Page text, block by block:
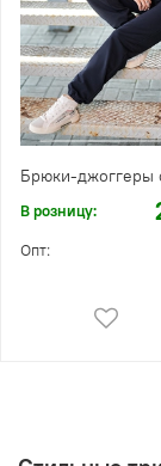
Брюки-джоггеры
В розницу:
Опт: